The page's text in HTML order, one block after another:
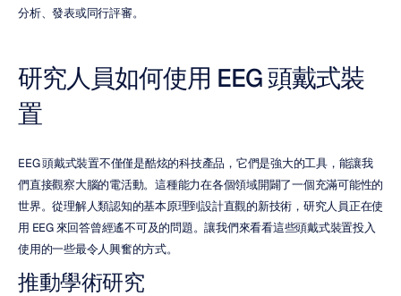
分析、發表或同行評審。
研究人員如何使用 EEG 頭戴式裝
置
EEG 頭戴式裝置不僅僅是酷炫的科技產品，它們是強大的工具，能讓我
們直接觀察大腦的電活動。這種能力在各個領域開闢了一個充滿可能性的
世界。從理解人類認知的基本原理到設計直觀的新技術，研究人員正在使
用 EEG 來回答曾經遙不可及的問題。讓我們來看看這些頭戴式裝置投入
使用的一些最令人興奮的方式。
推動學術研究